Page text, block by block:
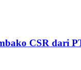
CSR dari